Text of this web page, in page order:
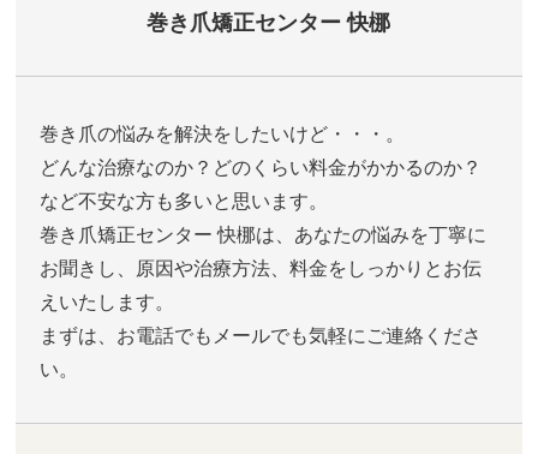
巻き爪矯正センター 快梛
巻き爪の悩みを解決をしたいけど・・・。
どんな治療なのか？どのくらい料金がかかるのか？
など不安な方も多いと思います。
巻き爪矯正センター 快梛は、あなたの悩みを丁寧に
お聞きし、原因や治療方法、料金をしっかりとお伝
えいたします。
まずは、お電話でもメールでも気軽にご連絡くださ
い。